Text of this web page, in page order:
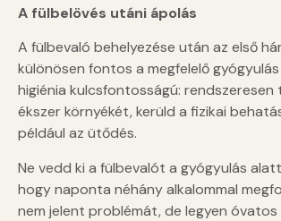
A fülbelövés utáni ápolás
A fülbevaló behelyezése után az első
különösen fontos a megfelelő
higiénia kulcsfontosságú:
ékszer környékét, kerüld a fizikai
például az ütődés.
Ne vedd ki a fülbevalót a gyógyulás
hogy naponta néhány alkalommal
nem jelent problémát, de legyen óvatos